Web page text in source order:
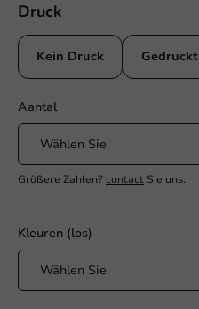
Druck
Kein Druck Gedruckt
Aantal
Größere Zahlen? contact Sie uns.
Kleuren (los)